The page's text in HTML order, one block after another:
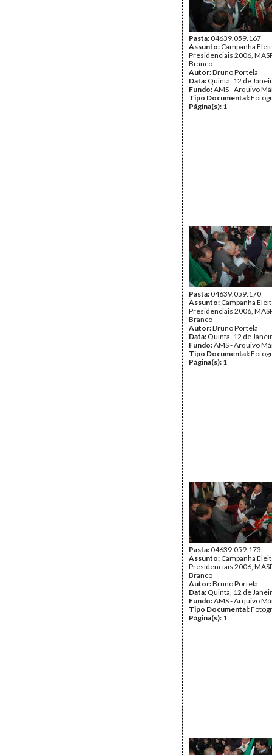
Pasta:04639.059.167
Assunto: Campanha
Presidenciais 2006,
Branco
Autor:Bruno Portela
Data: Quinta, 12 de
Fundo:AMS - Arquivo
Tipo Documental:
Página(s): 1
Pasta:04639.059.170
Assunto: Campanha
Presidenciais 2006,
Branco
Autor:Bruno Portela
Data: Quinta, 12 de
Fundo:AMS - Arquivo
Tipo Documental:
Página(s): 1
Pasta:04639.059.173
Assunto: Campanha
Presidenciais 2006,
Branco
Autor:Bruno Portela
Data: Quinta, 12 de
Fundo:AMS - Arquivo
Tipo Documental:
Página(s): 1